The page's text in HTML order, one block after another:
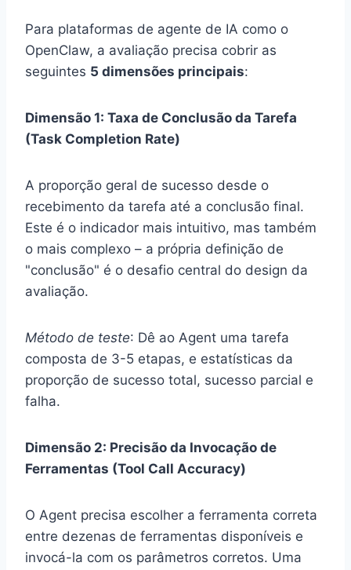
Para plataformas de agente de IA como o
OpenClaw, a avaliação precisa cobrir as
seguintes 5 dimensões principais:
Dimensão 1: Taxa de Conclusão da Tarefa
(Task Completion Rate)
A proporção geral de sucesso desde o
recebimento da tarefa até a conclusão final.
Este é o indicador mais intuitivo, mas também
o mais complexo – a própria definição de
"conclusão" é o desafio central do design da
avaliação.
Método de teste: Dê ao Agent uma tarefa
composta de 3-5 etapas, e estatísticas da
proporção de sucesso total, sucesso parcial e
falha.
Dimensão 2: Precisão da Invocação de
Ferramentas (Tool Call Accuracy)
O Agent precisa escolher a ferramenta correta
entre dezenas de ferramentas disponíveis e
invocá-la com os parâmetros corretos. Uma